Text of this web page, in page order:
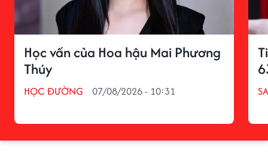
Học vấn của Hoa hậu Mai Phương
Thúy
HỌC ĐƯỜNG 07/08/2026 - 10:31